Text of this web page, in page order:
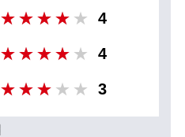
4
4
3